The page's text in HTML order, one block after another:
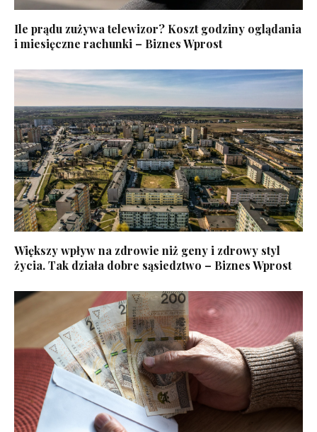
Ile prądu zużywa telewizor? Koszt godziny oglądania
i miesięczne rachunki – Biznes Wprost
Większy wpływ na zdrowie niż geny i zdrowy styl
życia. Tak działa dobre sąsiedztwo – Biznes Wprost